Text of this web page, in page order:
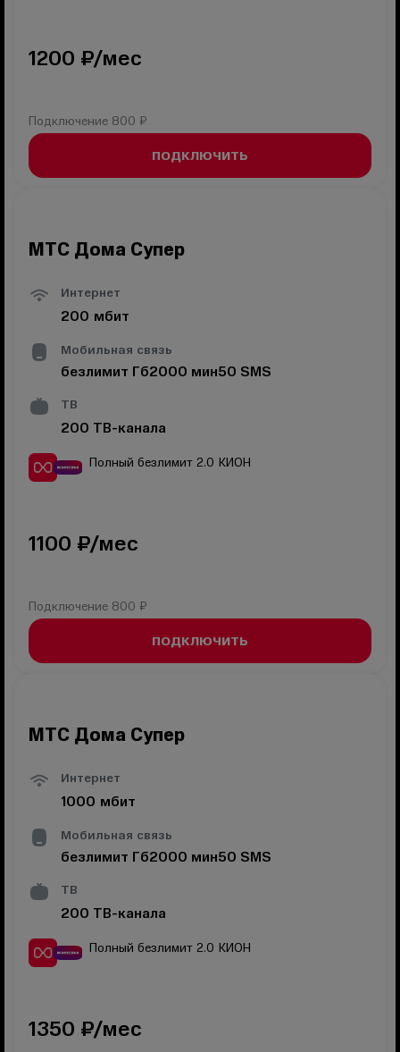
1200 ₽/мес
Подключение 800 ₽
ПОДКЛЮЧИТЬ
МТС Дома Супер
Интернет
200 мбит
Мобильная связь
безлимит Гб2000 мин50 SMS
ТВ
200 ТВ-канала
Полный безлимит 2.0 КИОН
1100 ₽/мес
Подключение 800 ₽
ПОДКЛЮЧИТЬ
МТС Дома Супер
Интернет
1000 мбит
Мобильная связь
безлимит Гб2000 мин50 SMS
ТВ
200 ТВ-канала
Полный безлимит 2.0 КИОН
1350 ₽/мес